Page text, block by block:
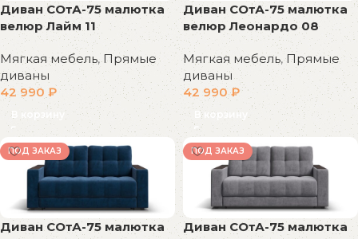
Диван СОтА-75 малютка
велюр Лайм 11
Мягкая мебель,Прямые
диваны
42 990 ₽
В корзину
Диван СОтА-75 малютка
велюр Леонардо 08
Мягкая мебель,Прямые
диваны
42 990₽
В корзину
ПОД ЗАКАЗ
Диван СОтА-75 малютка
ПОД ЗАКАЗ
Диван СОтА-75 малютка